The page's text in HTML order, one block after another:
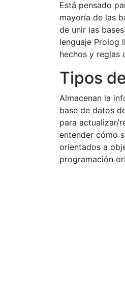
Está pensado
mayoría de las
de unir las
lenguaje Prolog
hechos y reglas
Tipos
Almacenan la
base de datos
para actualizar/
entender cómo
orientados a
programación